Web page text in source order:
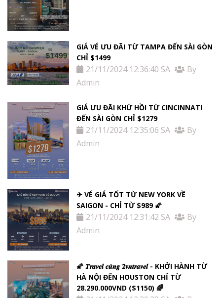
GIÁ VÉ ƯU ĐÃI TỪ TAMPA ĐẾN SÀI GÒN
CHỈ $1499
21/11/2024 12:36:40 SA
By
Admin
GIÁ ƯU ĐÃI KHỨ HỒI TỪ ​​CINCINNATI
ĐẾN SÀI GÒN CHỈ $1279
21/11/2024 12:35:06 SA
By
Admin
✈ VÉ GIÁ TỐT TỪ NEW YORK VỀ
SAIGON - CHỈ TỪ $989 🌠
21/11/2024 12:31:42 SA
By
Admin
🌠 𝑻𝒓𝒂𝒗𝒆𝒍 𝒄𝒖̀𝒏𝒈 𝟐𝒗𝒏𝒕𝒓𝒂𝒗𝒆𝒍 - KHỞI HÀNH TỪ
HÀ NỘI ĐẾN HOUSTON CHỈ TỪ
28.290.000VND ($1150) 🌈